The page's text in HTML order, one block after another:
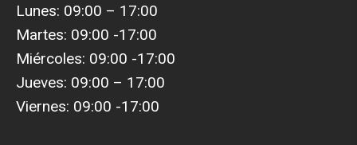
Lunes: 09:00 – 17:00
Martes: 09:00 -17:00
Miércoles: 09:00 -17:00
Jueves: 09:00 – 17:00
Viernes: 09:00 -17:00